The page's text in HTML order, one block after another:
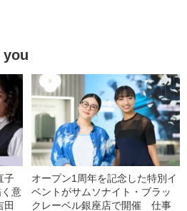
you
子
意
田
オープン1周年を記念した特別イ
ベントがサムソナイト・ブラッ
クレーベル銀座店で開催 仕事